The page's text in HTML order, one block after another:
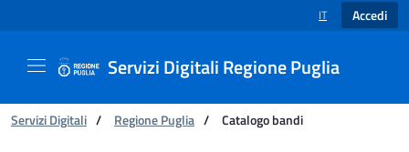
SELEZIONE
IT Accedi
Servizi Digitali Regione Puglia
Ti trovi in:
Servizi Digitali / Regione Puglia / Catalogo bandi